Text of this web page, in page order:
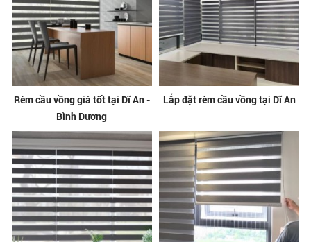
Rèm cầu vồng giá tốt tại Dĩ An -
Bình Dương
Lắp đặt rèm cầu vồng tại Dĩ An